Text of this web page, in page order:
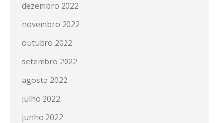
dezembro 2022
novembro 2022
outubro 2022
setembro 2022
agosto 2022
julho 2022
junho 2022